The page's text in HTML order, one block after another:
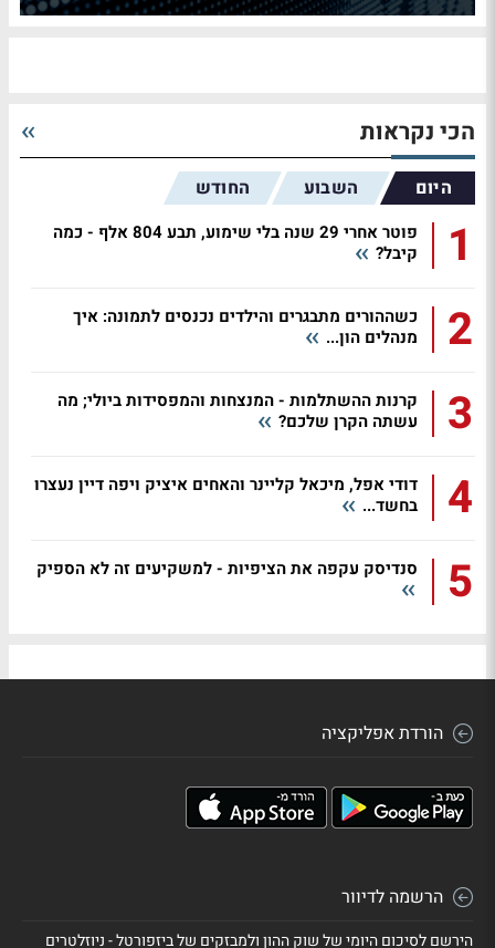
הכי נקראות
היום השבוע החודש
1
פוטר אחרי 29 שנה בלי שימוע, תבע 804 אלף - כמה
קיבל?
2
כשההורים מתבגרים והילדים נכנסים לתמונה: איך
מנהלים הון...
3
קרנות ההשתלמות - המנצחות והמפסידות ביולי; מה
עשתה הקרן שלכם?
4
דודי אפל, מיכאל קליינר והאחים איציק ויפה דיין נעצרו
בחשד...
5 סנדיסק עקפה את הציפיות - למשקיעים זה לא הספיק
הורדת אפליקציה
הרשמה לדיוור
הירשם לסיכום היומי של שוק ההון ולמבזקים של ביזפורטל - ניוזלטרים